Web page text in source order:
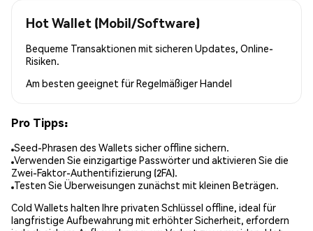
Hot Wallet (Mobil/Software)
Bequeme Transaktionen mit sicheren Updates, Online-
Risiken.
Am besten geeignet fürRegelmäßiger Handel
Pro Tipps:
Seed-Phrasen des Wallets sicher offline sichern.
Verwenden Sie einzigartige Passwörter und aktivieren Sie die
Zwei-Faktor-Authentifizierung (2FA).
Testen Sie Überweisungen zunächst mit kleinen Beträgen.
Cold Wallets halten Ihre privaten Schlüssel offline, ideal für
langfristige Aufbewahrung mit erhöhter Sicherheit, erfordern